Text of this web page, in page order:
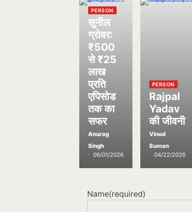
PERSON
सुनील
ग्रोवर:
₹500
से ₹25
लाख
प्रति
एपिसोड
तक का
सफर
Anurag
Singh
06/01/2026
PERSON
Rajpal
Yadav
की जीवनी
Vinod
Suman
04/22/2026
Name(required)